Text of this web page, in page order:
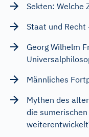
Sekten: Welche
Staat und
Georg Wilhelm
Männliches
Mythen des
die